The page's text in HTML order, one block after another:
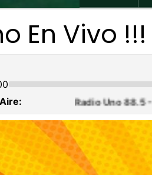
En Vivo !!!